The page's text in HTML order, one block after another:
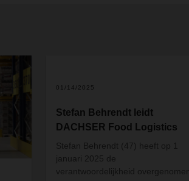
01/14/2025
Stefan Behrendt leidt
DACHSER Food Logistics
Stefan Behrendt (47) heeft op 1
januari 2025 de
verantwoordelijkheid overgenomen